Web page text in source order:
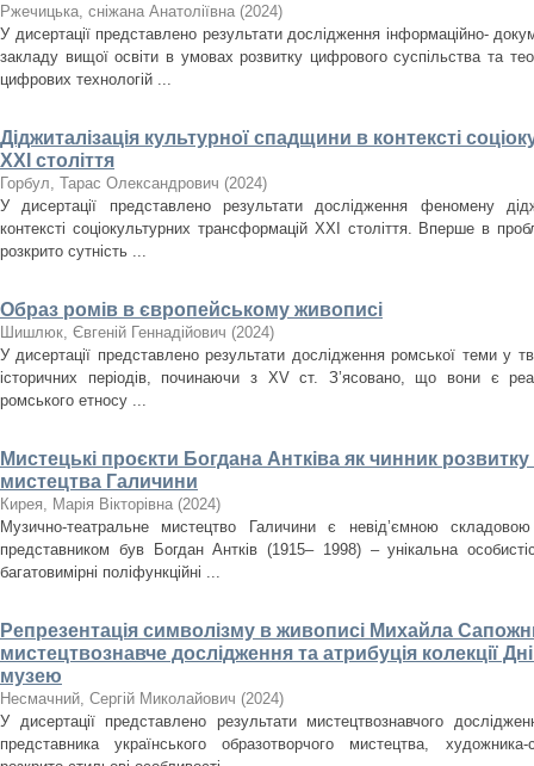
Ржечицька, сніжана Анатоліївна (2024)
У дисертації представлено результати дослідження інформаційно-
закладу вищої освіти в умовах розвитку цифрового суспільства та
цифрових технологій ...
Діджиталізація культурної спадщини в контексті
ХХІ століття
Горбул, Тарас Олександрович (2024)
У дисертації представлено результати дослідження феномену
контексті соціокультурних трансформацій ХХІ століття. Вперше в
розкрито сутність ...
Образ ромів в європейському живописі
Шишлюк, Євгеній Геннадійович (2024)
У дисертації представлено результати дослідження ромської теми у
історичних періодів, починаючи з XV ст. З’ясовано, що вони є
ромського етносу ...
Мистецькі проєкти Богдана Антківа як чинник
мистецтва Галичини
Кирея, Марія Вікторівна (2024)
Музично-театральне мистецтво Галичини є невід’ємною
представником був Богдан Антків (1915– 1998) – унікальна
багатовимірні поліфункційні ...
Репрезентація символізму в живописі Михайла
мистецтвознавче дослідження та атрибуція колекції
музею
Несмачний, Сергій Миколайович (2024)
У дисертації представлено результати мистецтвознавчого
представника українського образотворчого мистецтва,